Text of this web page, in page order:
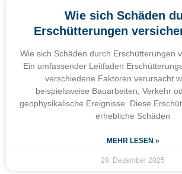
Wie sich Schäden
Erschütterungen
Wie sich Schäden durch Erschütterungen
Ein umfassender Leitfaden
verschiedene Faktoren verursacht
beispielsweise Bauarbeiten, Verkehr
geophysikalische Ereignisse. Diese
erhebliche Schäden
MEHR LESEN »
29. Dezember 2025